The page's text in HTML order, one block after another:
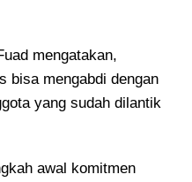
mengatakan,
bisa mengabdi dengan
yang sudah dilantik
awal komitmen